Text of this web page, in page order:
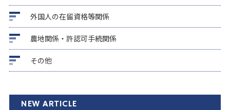
外国人の在留資格等関係
農地関係・許認可手続関係
その他
NEW ARTICLE